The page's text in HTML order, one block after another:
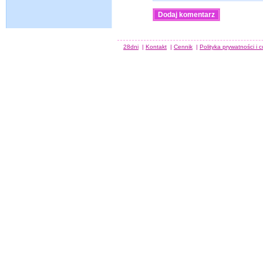
28dni | Kontakt | Cennik | Polityka prywatności i